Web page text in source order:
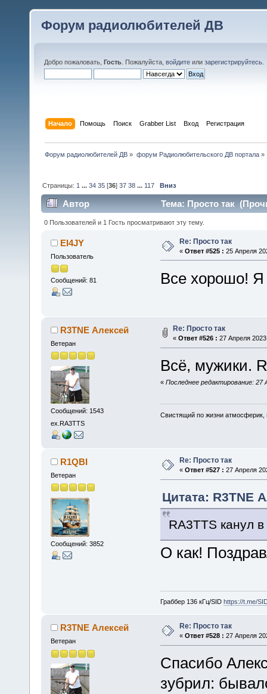
Форум радиолюбителей ДВ
Добро пожаловать, Гость . Пожалуйста, войдите или зарегистрируйтесь
Начало Помощь Поиск Grabber List Вход Регистрация
Форум радиолюбителей ДВ » форум Радиолюбительского ДВ портала»
Страницы: 1 ...34 35 [36]37 38 ... 117 Вниз
Автор Тема: Просто так
0 Пользователей и 1 Гость просматривают эту тему.
EI4JY
Пользователь
Сообщений: 81
Re: Просто так
« Ответ #525 : 25 Апреля
Все хорошо!
R3TNE Алексей
Ветеран
Сообщений: 1543
ex.RA3TTS
Re: Просто так
« Ответ #526 : 27 Апреля
Всё, мужики.
« Последнее редактирование: 27
Свистящий по жизни
R1QBI
Ветеран
Сообщений: 3852
Re: Просто так
« Ответ #527 : 27 Апреля
Цитата: R3TNE
RA3TTS канул
О как!
Граббер 136 кГц/SID https://t.me/
R3TNE Алексей
Ветеран
Re: Просто так
« Ответ #528 : 27 Апреля
Спасибо
зубрил: